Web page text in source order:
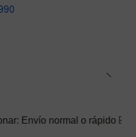
o rápido ☑️ También